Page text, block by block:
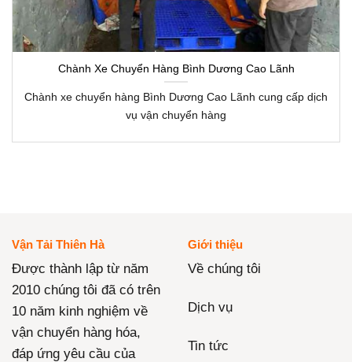
Chành Xe Chuyển Hàng Bình Dương Cao Lãnh
Chành xe chuyển hàng Bình Dương Cao Lãnh cung cấp dịch
vụ vận chuyển hàng
Vận Tải Thiên Hà
Được thành lập từ năm
2010 chúng tôi đã có trên
10 năm kinh nghiệm về
vận chuyển hàng hóa,
đáp ứng yêu cầu của
Giới thiệu
Về chúng tôi
Dịch vụ
Tin tức